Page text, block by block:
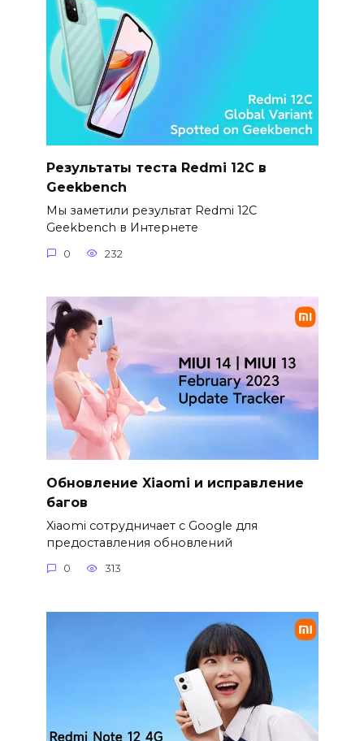
Результаты теста Redmi 12C в
Geekbench
Мы заметили результат Redmi 12C
Geekbench в Интернете
0 232
Обновление Xiaomi и исправление
багов
Xiaomi сотрудничает с Google для
предоставления обновлений
0 313